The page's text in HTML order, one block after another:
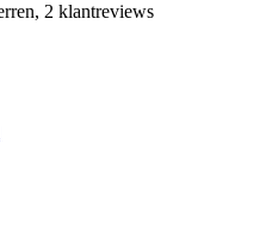
2 klantreviews